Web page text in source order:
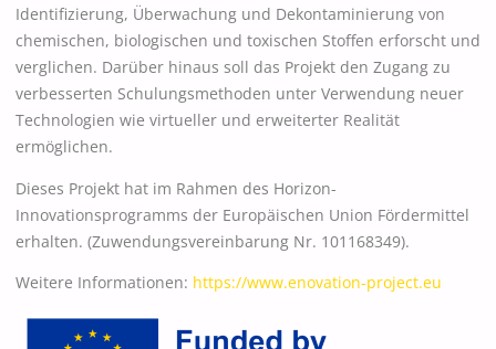
Identifizierung, Überwachung und Dekontaminierung von
chemischen, biologischen und toxischen Stoffen erforscht und
verglichen. Darüber hinaus soll das Projekt den Zugang zu
verbesserten Schulungsmethoden unter Verwendung neuer
Technologien wie virtueller und erweiterter Realität
ermöglichen.
Dieses Projekt hat im Rahmen des Horizon-
Innovationsprogramms der Europäischen Union Fördermittel
erhalten. (Zuwendungsvereinbarung Nr. 101168349).
Weitere Informationen: https://www.enovation-project.eu